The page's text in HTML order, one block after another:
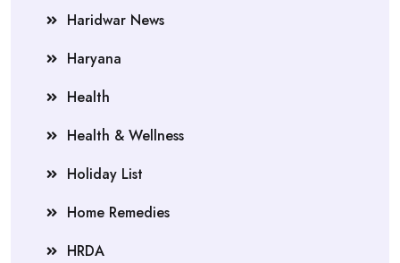
Haridwar News
Haryana
Health
Health & Wellness
Holiday List
Home Remedies
HRDA